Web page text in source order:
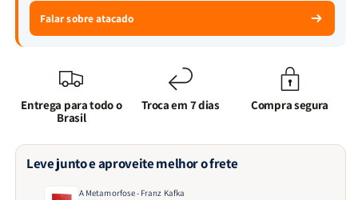
Falar sobre atacado
Entrega para todo o
Brasil
Troca em 7 dias Compra segura
Leve junto e aproveite melhor o frete
A Metamorfose - Franz Kafka